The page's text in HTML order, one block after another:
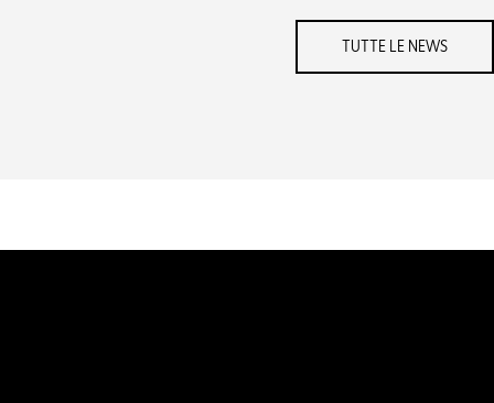
TUTTE LE NEWS